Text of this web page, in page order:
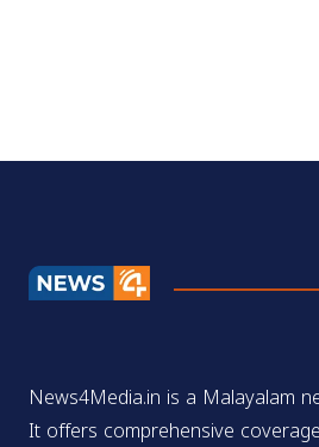
News4Media.in is a Malayalam
It offers comprehensive